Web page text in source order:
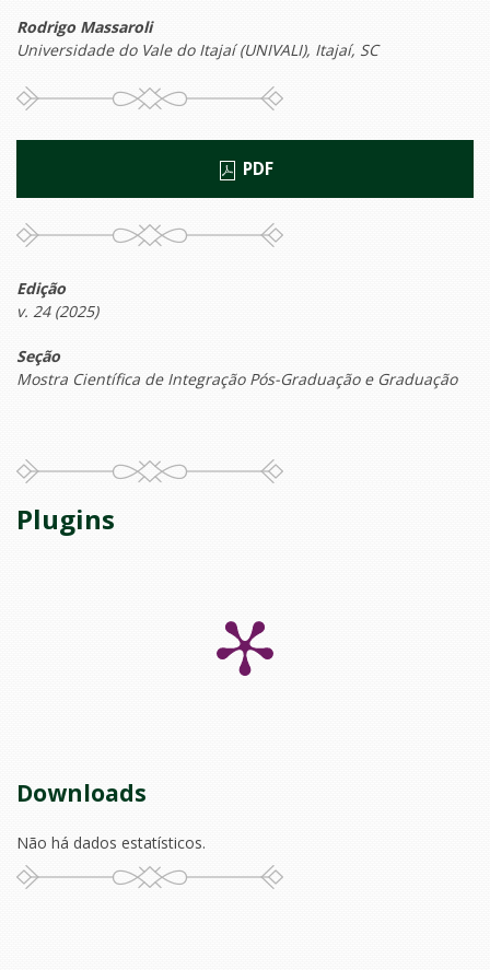
Rodrigo Massaroli
Universidade do Vale do Itajaí (UNIVALI), Itajaí, SC
PDF
Edição
v. 24 (2025)
Seção
Mostra Científica de Integração Pós-Graduação e Graduação
Plugins
Downloads
Não há dados estatísticos.